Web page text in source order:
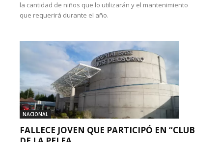
la cantidad de niños que lo utilizarán y el mantenimiento
que requerirá durante el año.
NACIONAL
FALLECE JOVEN QUE PARTICIPÓ EN “CLUB